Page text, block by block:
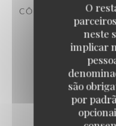
O
neste
implicar
são
por
CÔTES DE
CHÂTEAU